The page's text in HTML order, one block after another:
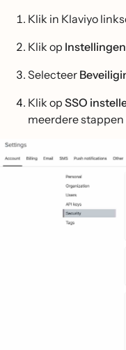
Klik in Klaviyo
Klik op Instellingen
Selecteer
Klik op SSO
meerdere